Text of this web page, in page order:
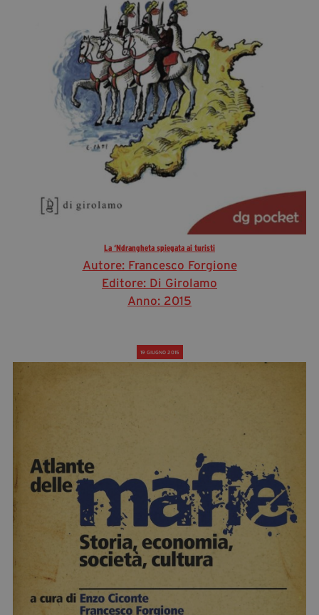
La ‘Ndrangheta spiegata ai turisti
Autore: Francesco Forgione
Editore: Di Girolamo
Anno: 2015
19 GIUGNO 2015